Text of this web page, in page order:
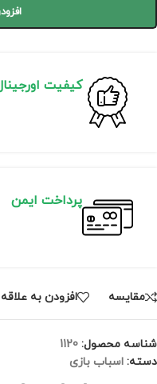
کیفیت
پرداخت ایمن
مقايسه افزودن به
شناسه محصول: 1120
دسته: اسباب بازی